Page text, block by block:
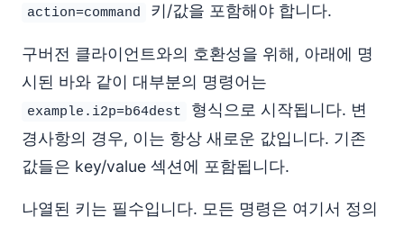
action=command 키/값을 포함해야 합니다.
구버전 클라이언트와의 호환성을 위해, 아래에 명
시된 바와 같이 대부분의 명령어는
example.i2p=b64dest
형식으로 시작됩니다. 변
경사항의 경우, 이는 항상 새로운 값입니다. 기존
값들은 key/value 섹션에 포함됩니다.
나열된 키는 필수입니다. 모든 명령은 여기서 정의